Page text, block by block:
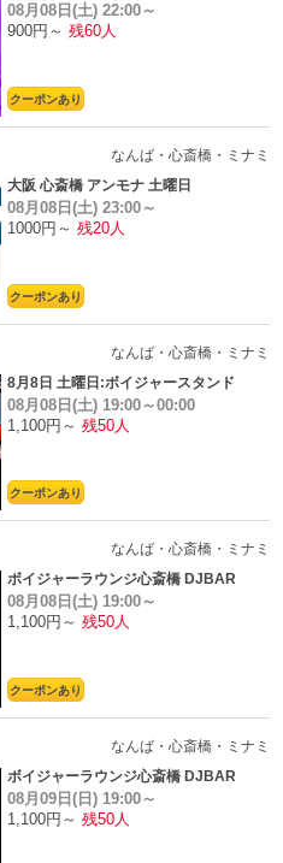
08月08日(土) 22:00～
900円～ 残60人
クーポンあり
なんば・心斎橋・ミナミ
大阪 心斎橋 アンモナ 土曜日
08月08日(土) 23:00～
1000円～ 残20人
クーポンあり
なんば・心斎橋・ミナミ
8月8日 土曜日:ボイジャースタンド
08月08日(土) 19:00～00:00
1,100円～ 残50人
クーポンあり
なんば・心斎橋・ミナミ
ボイジャーラウンジ心斎橋 DJBAR
08月08日(土) 19:00～
1,100円～ 残50人
クーポンあり
なんば・心斎橋・ミナミ
ボイジャーラウンジ心斎橋 DJBAR
08月09日(日) 19:00～
1,100円～ 残50人